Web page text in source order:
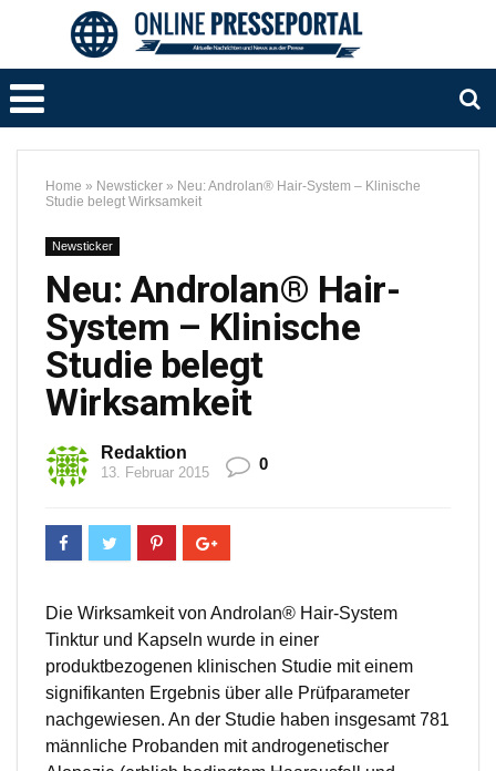
Home » Newsticker » Neu: Androlan® Hair-System – Klinische
Studie belegt Wirksamkeit
Newsticker
Neu: Androlan® Hair-
System – Klinische
Studie belegt
Wirksamkeit
Redaktion
13. Februar 2015 0
Die Wirksamkeit von Androlan® Hair-System
Tinktur und Kapseln wurde in einer
produktbezogenen klinischen Studie mit einem
signifikanten Ergebnis über alle Prüfparameter
nachgewiesen. An der Studie haben insgesamt 781
männliche Probanden mit androgenetischer